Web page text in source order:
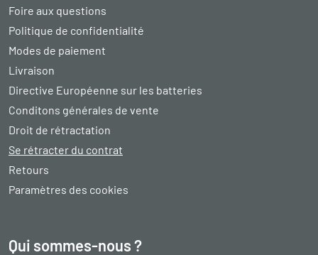
Foire aux questions
Politique de confidentialité
Modes de paiement
Livraison
Directive Européenne sur les batteries
Conditons générales de vente
Droit de rétractation
Se rétracter du contrat
Retours
Paramètres des cookies
Qui sommes-nous ?